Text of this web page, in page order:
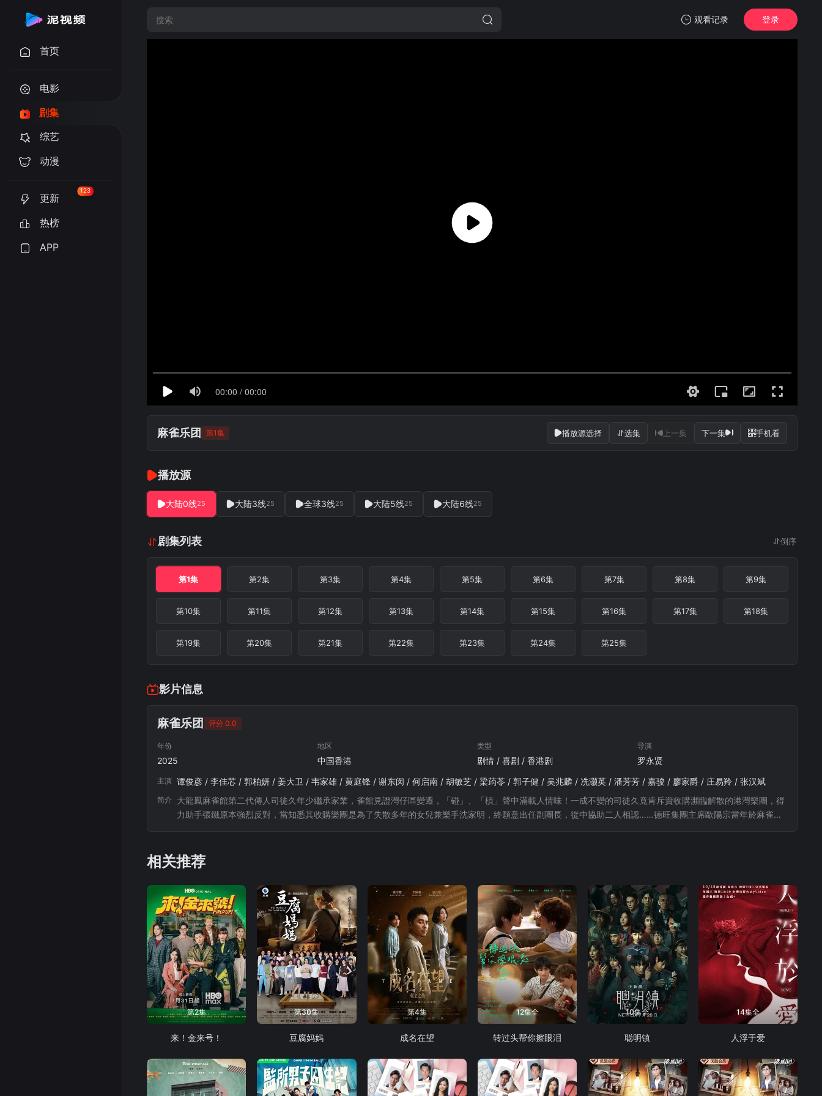
观看记录 登录
首页
电影
剧集
综艺
动漫
更新
123
热榜
APP
麻雀乐团 第1集 播放源选择 选集 上一集 下一集 手机看
播放源
大陆0线25 大陆3线25 全球3线25 大陆5线25 大陆6线25
剧集列表 倒序
第1集 第2集 第3集 第4集 第5集 第6集 第7集 第8集 第9集
第10集 第11集 第12集 第13集 第14集 第15集 第16集 第17集 第18集
第19集 第20集 第21集 第22集 第23集 第24集 第25集
影片信息
麻雀乐团 评分 0.0
年份
2025
地区
中国香港
类型
剧情 / 喜剧 / 香港剧
导演
罗永贤
主演 谭俊彦 / 李佳芯 / 郭柏妍 / 姜大卫 / 韦家雄 / 黄庭锋 / 谢东闵 / 何启南 / 胡敏芝 / 梁荺苓 / 郭子健 / 吴兆麟 / 冼灏英 / 潘芳芳 / 嘉骏 / 廖家爵 / 庄易羚 / 张汉斌
简介
大龍鳳麻雀館第二代傳人司徒久年少繼承家業，雀館見證灣仔區變遷，「碰」、「槓」聲中滿載人情味！一成不變的司徒久竟肯斥資收購瀕臨解散的港灣樂團，得
力助手張鐵原本強烈反對，當知悉其收購樂團是為了失散多年的女兒兼樂手沈家明，終願意出任副團長，從中協助二人相認……德旺集團主席歐陽宗當年於麻雀大
相关推荐
第2集
来！金来号！
第30集
豆腐妈妈
第4集
成名在望
12集全
转过头帮你擦眼泪
10集全
聪明镇
14集全
人浮于爱